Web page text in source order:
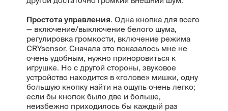
Простота управления. Одна кнопка для всего
— включение/выключение белого шума,
регулировка громкости, включение режима
CRYsensor. Сначала это показалось мне не
очень удобным, нужно приноровиться к
игрушке. Но с другой стороны, звуковое
устройство находится в «голове» мишки, одну
большую кнопку найти на ощупь очень легко;
если бы кнопок было две и больше,
неизбежно приходилось бы каждый раз